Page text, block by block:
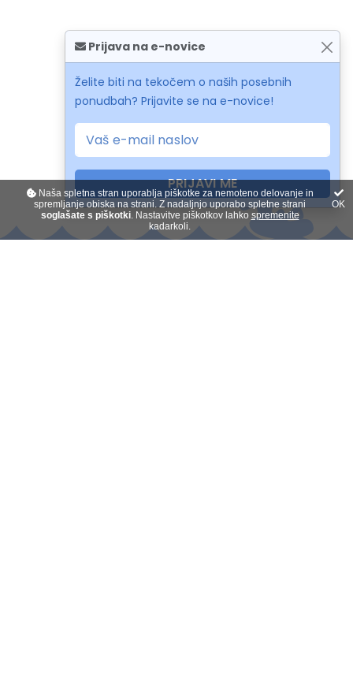
Prijava na e-novice
Želite biti na tekočem o naših posebnih
ponudbah? Prijavite se na e-novice!
PRIJAVI ME
Naša spletna stran uporablja piškotke za nemoteno delovanje in
spremljanje obiska na strani. Z nadaljnjo uporabo spletne strani
soglašate s piškotki. Nastavitve piškotkov lahko spremenite
kadarkoli.
OK